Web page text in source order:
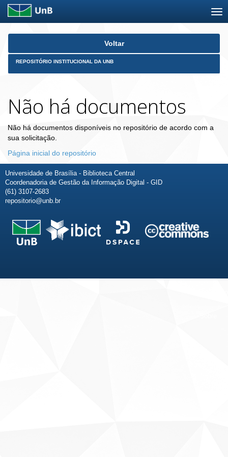
Skip
Voltar
REPOSITÓRIO INSTITUCIONAL DA UNB
Não há documentos
Não há documentos disponíveis no repositório de acordo com a
sua solicitação.
Página inicial do repositório
Universidade de Brasília - Biblioteca Central
Coordenadoria de Gestão da Informação Digital - GID
(61) 3107-2683
repositorio@unb.br